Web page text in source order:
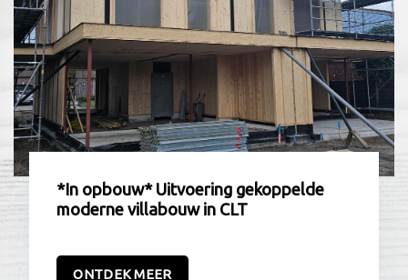
*In opbouw* Uitvoering gekoppelde
moderne villabouw in CLT
ONTDEK MEER